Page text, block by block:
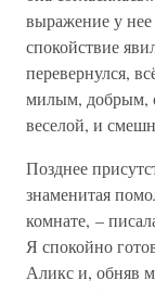
выражение у нее
спокойствие
перевернулся,
милым, добрым,
веселой, и
Позднее
знаменитая
комнате, –
Я спокойно
Аликс и, обняв